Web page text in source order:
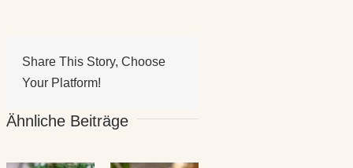
Share This Story, Choose
Your Platform!
Ähnliche Beiträge